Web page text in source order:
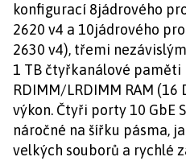
konfigurací 8jádrového
2620 v4 a 10jádrového
2630 v4), třemi
1 TB čtyřkanálové paměti
RDIMM/LRDIMM RAM
výkon. Čtyři porty 10 GbE
náročné na šířku pásma,
velkých souborů a rychlé